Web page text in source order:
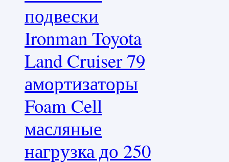
подвески
Ironman Toyota
Land Cruiser 79
амортизаторы
Foam Cell
масляные
нагрузка до 250